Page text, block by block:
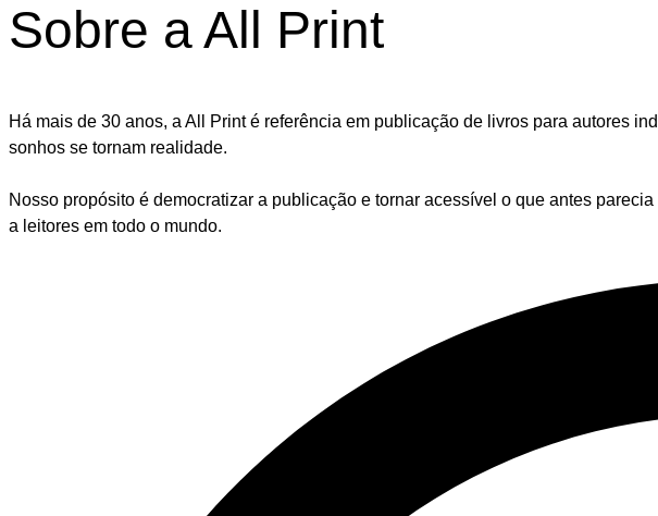
Sobre a All Print
Há mais de 30 anos, a All Print é referência em publicação de livros para autores
sonhos se tornam realidade.
Nosso propósito é democratizar a publicação e tornar acessível o que antes
a leitores em todo o mundo.